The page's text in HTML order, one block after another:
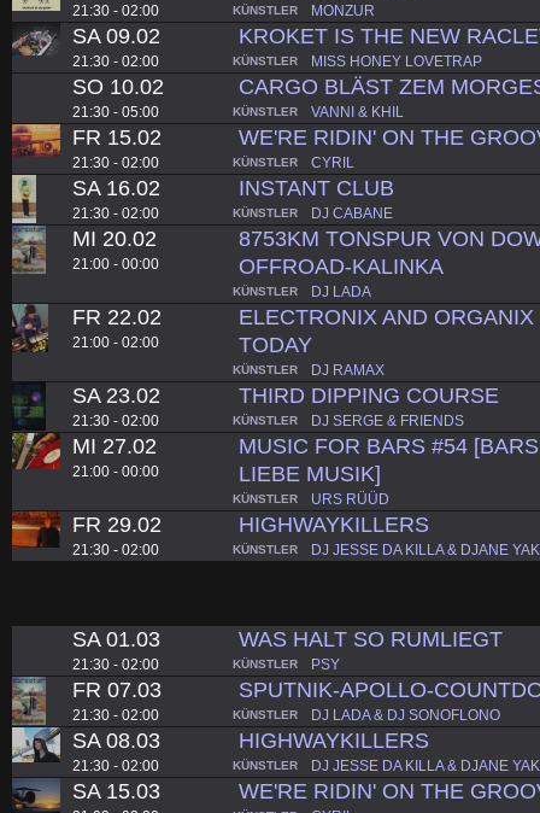
21:30 - 02:00 KÜNSTLER MONZUR
SA 09.02
21:30 - 02:00
KROKET IS THE NEW
KÜNSTLER MISS HONEY LOVETRAP
SO 10.02
21:30 - 05:00
CARGO BLÄST ZEM
KÜNSTLER VANNI & KHIL
FR 15.02
21:30 - 02:00
WE'RE RIDIN' ON THE
KÜNSTLER CYRIL
SA 16.02
21:30 - 02:00
INSTANT CLUB
KÜNSTLER DJ CABANE
MI 20.02
21:00 - 00:00
8753KM TONSPUR VON
OFFROAD-KALINKA
KÜNSTLER DJ LADA
FR 22.02
21:00 - 02:00
ELECTRONIX AND
TODAY
KÜNSTLER DJ RAMAX
SA 23.02
21:30 - 02:00
THIRD DIPPING COURSE
KÜNSTLER DJ SERGE & FRIENDS
MI 27.02
21:00 - 00:00
MUSIC FOR BARS #54
LIEBE MUSIK]
KÜNSTLER URS RÜÜD
FR 29.02
21:30 - 02:00
HIGHWAYKILLERS
KÜNSTLER DJ JESSE DA KILLA & DJANE YAK
SA 01.03
21:30 - 02:00
WAS HALT SO RUMLIEGT
KÜNSTLER PSY
FR 07.03
21:30 - 02:00
SPUTNIK-APOLLO-
KÜNSTLER DJ LADA & DJ SONOFLONO
SA 08.03
21:30 - 02:00
HIGHWAYKILLERS
KÜNSTLER DJ JESSE DA KILLA & DJANE YAK
SA 15.03 WE'RE RIDIN' ON THE